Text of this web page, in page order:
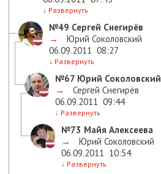
↓ Развернуть
№49 Сергей Снегирёв
→
Юрий Соколовский
06.09.2011 08:27
↓ Развернуть
№67 Юрий Соколовский
→
Сергей Снегирёв
06.09.2011 09:44
↓ Развернуть
№73 Майя Алексеева
→
Юрий Соколовский
06.09.2011 10:54
↓ Развернуть